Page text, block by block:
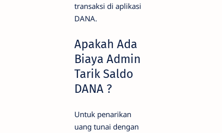
transaksi di aplikasi
DANA.
Apakah Ada
Biaya Admin
Tarik Saldo
DANA ?
Untuk penarikan
uang tunai dengan